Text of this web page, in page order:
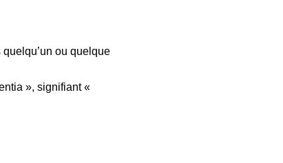
ou quelque
», signifiant «